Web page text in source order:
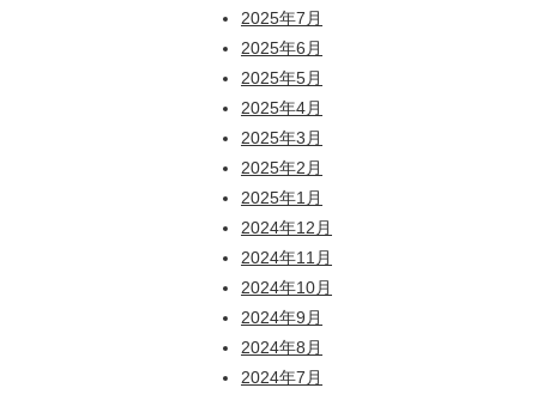
2025年7月
2025年6月
2025年5月
2025年4月
2025年3月
2025年2月
2025年1月
2024年12月
2024年11月
2024年10月
2024年9月
2024年8月
2024年7月